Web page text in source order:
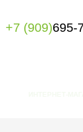
+7 (909)695-